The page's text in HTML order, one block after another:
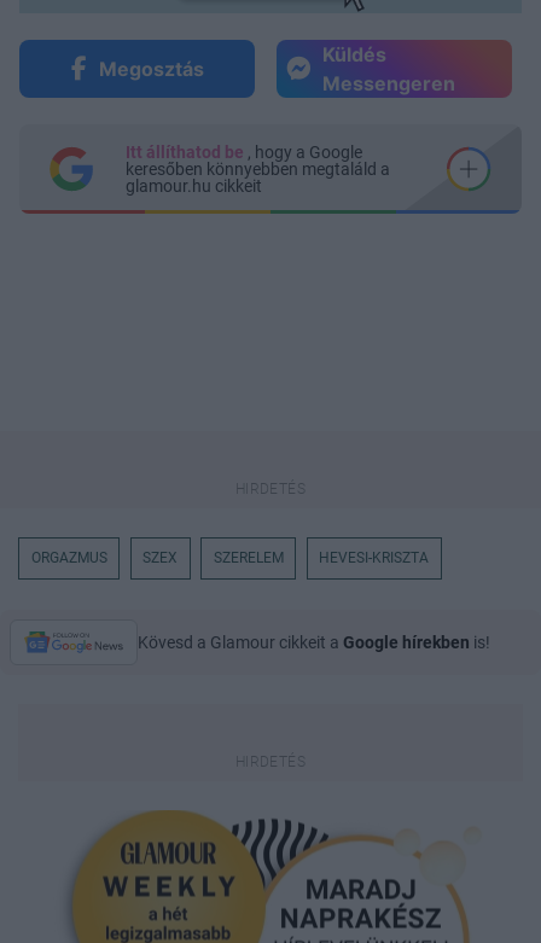
Megosztás
Küldés
Messengeren
Itt állíthatod be , hogy a Google
keresőben könnyebben megtaláld a
glamour.hu cikkeit
ORGAZMUS SZEX SZERELEM HEVESI-KRISZTA
Kövesd a Glamour cikkeit a Google hírekben is!